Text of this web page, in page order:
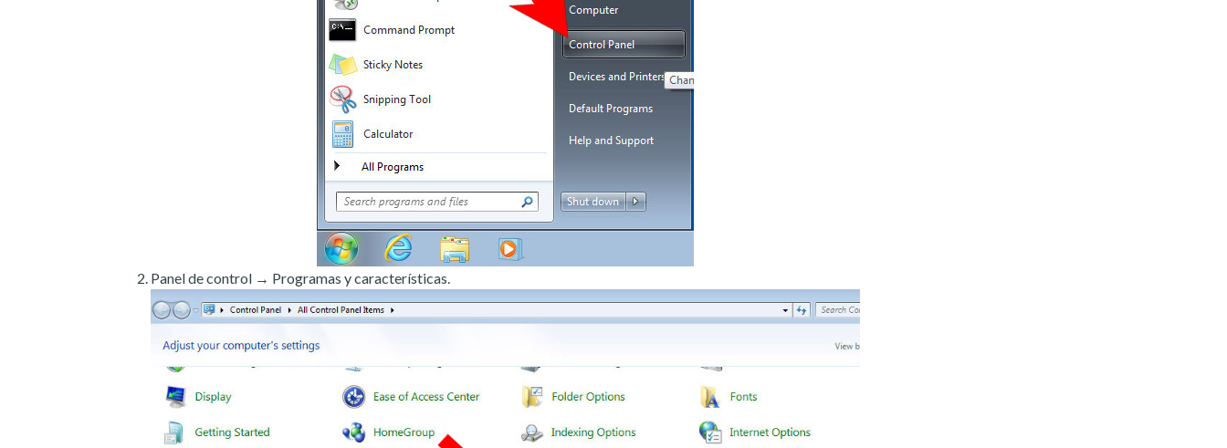
Panel de control → Programas y características.